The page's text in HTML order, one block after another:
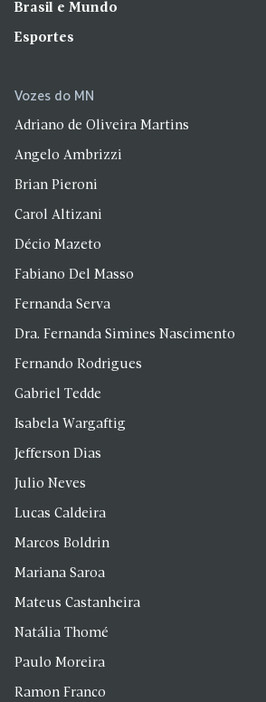
Brasil e Mundo
Esportes
Vozes do MN
Adriano de Oliveira Martins
Angelo Ambrizzi
Brian Pieroni
Carol Altizani
Décio Mazeto
Fabiano Del Masso
Fernanda Serva
Dra. Fernanda Simines Nascimento
Fernando Rodrigues
Gabriel Tedde
Isabela Wargaftig
Jefferson Dias
Julio Neves
Lucas Caldeira
Marcos Boldrin
Mariana Saroa
Mateus Castanheira
Natália Thomé
Paulo Moreira
Ramon Franco